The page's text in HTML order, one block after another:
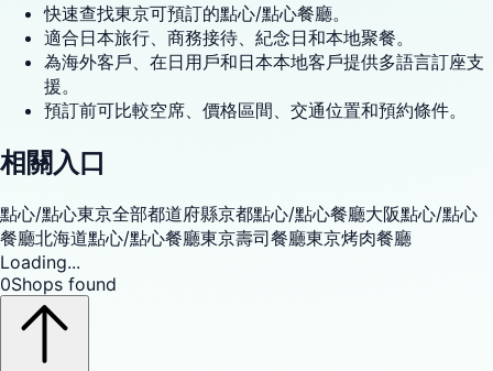
快速查找東京可預訂的點心/點心餐廳。
適合日本旅行、商務接待、紀念日和本地聚餐。
為海外客戶、在日用戶和日本本地客戶提供多語言訂座支
援。
預訂前可比較空席、價格區間、交通位置和預約條件。
相關入口
點心/點心東京全部都道府縣京都點心/點心餐廳大阪點心/點心
餐廳北海道點心/點心餐廳東京壽司餐廳東京烤肉餐廳
Loading...
0Shops found